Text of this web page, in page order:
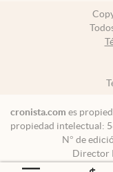
cronista.com es
propiedad intelectual:
N° de
Director